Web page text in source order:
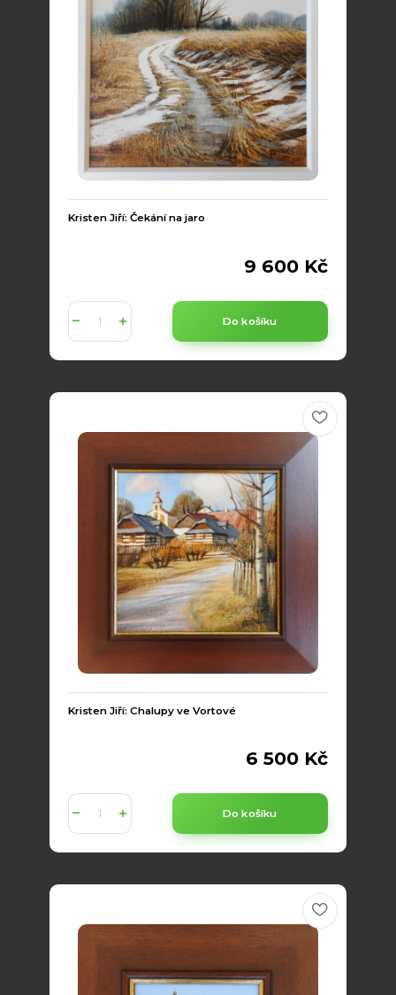
Kristen Jiří: Čekání na jaro
9 600 Kč
Do košíku
Kristen Jiří: Chalupy ve Vortové
6 500 Kč
Do košíku